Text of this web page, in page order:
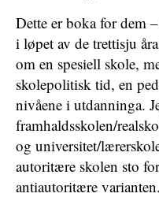
Dette er boka for dem
i løpet av de trettisju
om en spesiell skole,
skolepolitisk tid, en
nivåene i utdanninga.
framhaldsskolen/
og universitet/
autoritære skolen sto
antiautoritære varianten.